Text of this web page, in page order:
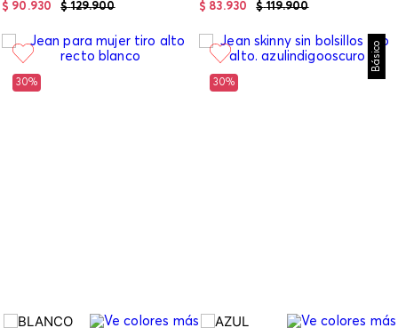
$ 129.900
$ 90 .930
$ 119.900
$ 83.930
30%
Básico
30%